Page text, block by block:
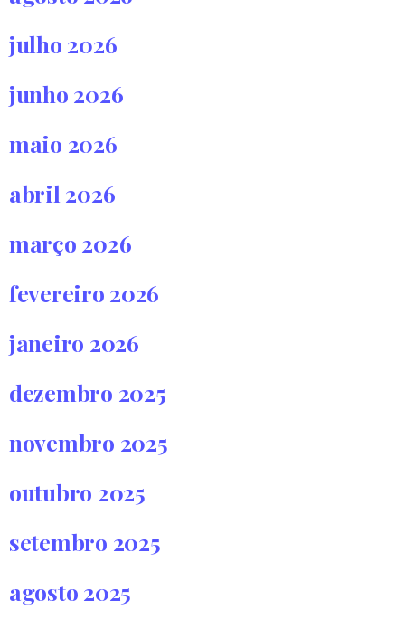
julho 2026
junho 2026
maio 2026
abril 2026
março 2026
fevereiro 2026
janeiro 2026
dezembro 2025
novembro 2025
outubro 2025
setembro 2025
agosto 2025